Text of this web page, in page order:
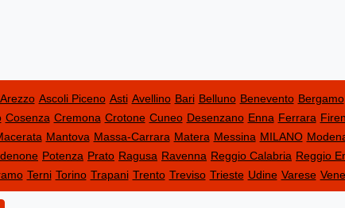
Arezzo Ascoli Piceno Asti Avellino Bari Belluno Benevento Bergamo
Cosenza Cremona Crotone Cuneo Desenzano Enna Ferrara
Mantova Massa-Carrara Matera Messina MILANO
Potenza Prato Ragusa Ravenna Reggio Calabria Reggio
Terni Torino Trapani Trento Treviso Trieste Udine Varese